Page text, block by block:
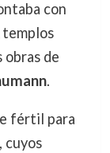
con
obras de
.
fértil para
cuyos